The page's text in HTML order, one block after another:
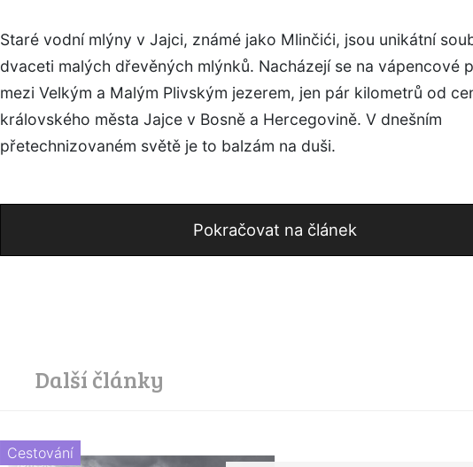
Staré vodní mlýny v Jajci, známé jako Mlinčići, jsou unikátní
dvaceti malých dřevěných mlýnků. Nacházejí se na vápencové
mezi Velkým a Malým Plivským jezerem, jen pár kilometrů od
královského města Jajce v Bosně a Hercegovině. V dnešním
přetechnizovaném světě je to balzám na duši.
Pokračovat na článek
Další články
Cestování